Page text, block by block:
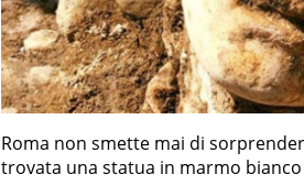
Roma non smette mai di
trovata una statua in marmo